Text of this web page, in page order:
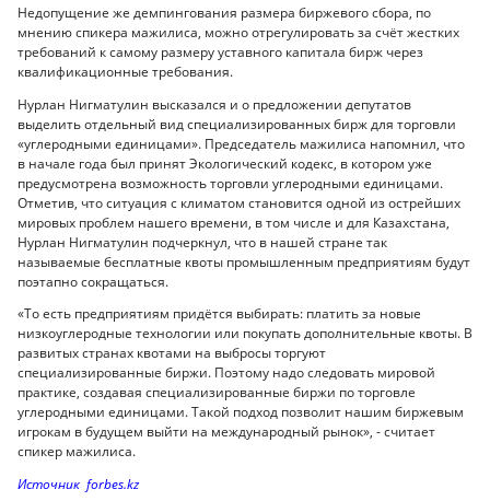
Недопущение же демпингования размера биржевого сбора, по
мнению спикера мажилиса, можно отрегулировать за счёт жестких
требований к самому размеру уставного капитала бирж через
квалификационные требования.
Нурлан Нигматулин высказался и о предложении депутатов
выделить отдельный вид специализированных бирж для торговли
«углеродными единицами». Председатель мажилиса напомнил, что
в начале года был принят Экологический кодекс, в котором уже
предусмотрена возможность торговли углеродными единицами.
Отметив, что ситуация с климатом становится одной из острейших
мировых проблем нашего времени, в том числе и для Казахстана,
Нурлан Нигматулин подчеркнул, что в нашей стране так
называемые бесплатные квоты промышленным предприятиям будут
поэтапно сокращаться.
«То есть предприятиям придётся выбирать: платить за новые
низкоуглеродные технологии или покупать дополнительные квоты. В
развитых странах квотами на выбросы торгуют
специализированные биржи. Поэтому надо следовать мировой
практике, создавая специализированные биржи по торговле
углеродными единицами. Такой подход позволит нашим биржевым
игрокам в будущем выйти на международный рынок», - считает
спикер мажилиса.
Источник forbes.kz